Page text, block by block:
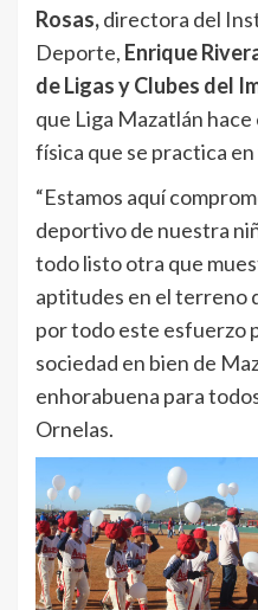
Rosas,directora del
Deporte, Enrique
de Ligas y Clubes del
que Liga Mazatlán
física que se practica
“Estamos aquí
deportivo de nuestra
todo listo otra que
aptitudes en el terreno
por todo este esfuerzo
sociedad en bien de
enhorabuena para
Ornelas.